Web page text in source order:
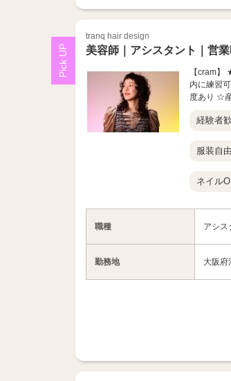
tranq hair design
美容師｜アシスタント｜営
【cram
内に練習
度あり ☆
経験者
服装自由
ネイル
職種 アシス
勤務地 大阪府